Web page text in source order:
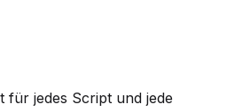
für jedes Script und jede